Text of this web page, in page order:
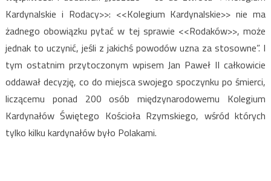
Kardynalskie i Rodacy>>: <<Kolegium Kardynalskie>> nie ma
żadnego obowiązku pytać w tej sprawie <<Rodaków>>, może
jednak to uczynić, jeśli z jakichś powodów uzna za stosowne”. I
tym ostatnim przytoczonym wpisem Jan Paweł II całkowicie
oddawał decyzję, co do miejsca swojego spoczynku po śmierci,
liczącemu ponad 200 osób międzynarodowemu Kolegium
Kardynałów Świętego Kościoła Rzymskiego, wśród których
tylko kilku kardynałów było Polakami.